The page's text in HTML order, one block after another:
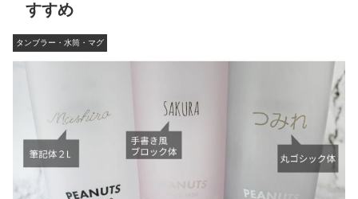
すすめ
タンブラー・水筒・マグ